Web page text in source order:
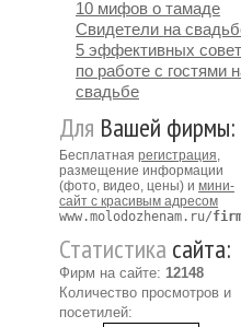
10 мифов о тамаде
Свидетели на
5 эффективных
по работе с гостями
свадьбе
Для Вашей фирмы:
Бесплатная регистрация,
размещение информации
(фото, видео, цены) и мини-
сайт с красивым адресом
www.molodozhenam.ru/
Статистика сайта:
Фирм на сайте: 12148
Количество просмотров и
посетилей: